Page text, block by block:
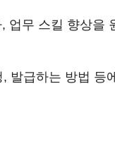
업무 스킬 향상을
발급하는 방법 등